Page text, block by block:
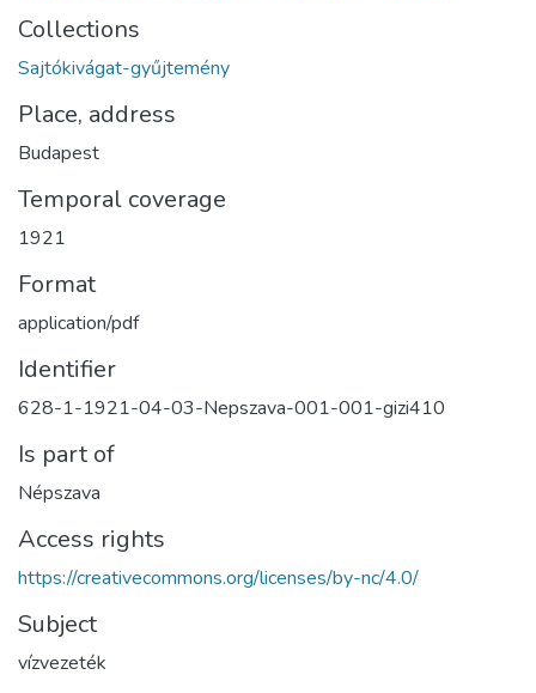
Collections
Sajtókivágat-gyűjtemény
Place, address
Budapest
Temporal coverage
1921
Format
application/pdf
Identifier
628-1-1921-04-03-Nepszava-001-001-gizi410
Is part of
Népszava
Access rights
https://creativecommons.org/licenses/by-nc/4.0/
Subject
vízvezeték